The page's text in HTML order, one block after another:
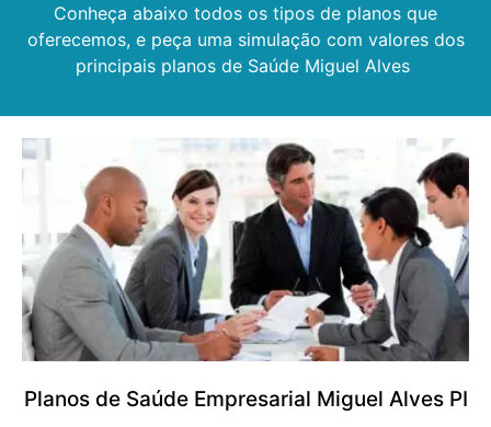
Conheça abaixo todos os tipos de planos que
oferecemos, e peça uma simulação com valores dos
principais planos de Saúde Miguel Alves
Planos de Saúde Empresarial Miguel Alves PI